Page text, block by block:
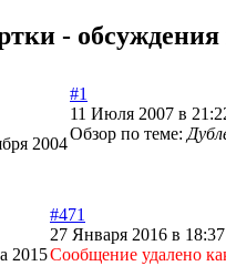
- обсуждения
2004
#1
11 Июля 2007 в
Обзор по теме:
2015
#471
27 Января 2016 в 18:37
Cообщение удалено